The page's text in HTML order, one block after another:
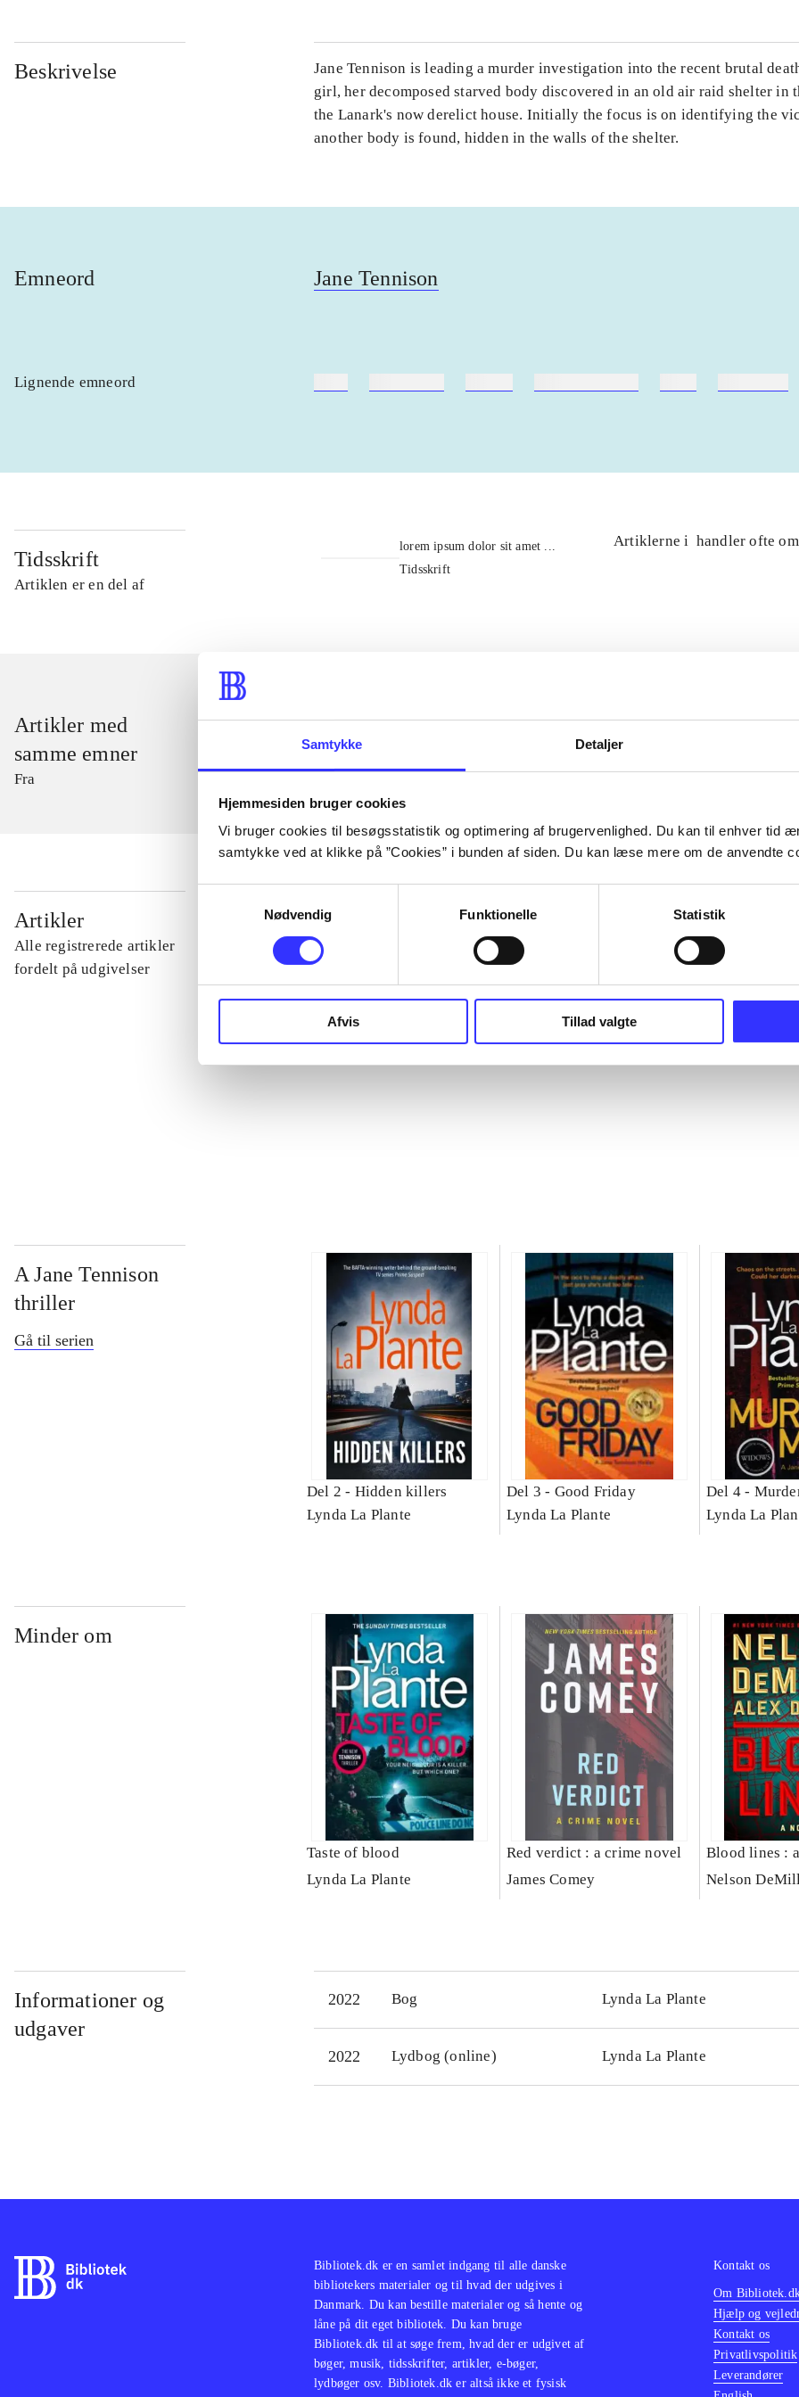
Samtykke Detaljer
Hjemmesiden bruger cookies
Vi bruger cookies til besøgsstatistik og optimering af brugervenlighed. Du kan til enhver tid
samtykke ved at klikke på ”Cookies” i bunden af siden. Du kan læse mere om de anvendte
Nødvendig
Funktionelle Statistik
Afvis Tillad valgte
Beskrivelse
Jane Tennison is leading a murder investigation into the recent brutal
girl, her decomposed starved body discovered in an old air raid shelter in
the Lanark's now derelict house. Initially the focus is on identifying the
another body is found, hidden in the walls of the shelter.
Emneord Jane Tennison
Lignende emneord
Tidsskrift
Artiklen er en del af
lorem ipsum dolor sit amet ...
Tidsskrift
Artiklerne i handler ofte om
Artikler med
samme emner
Fra
Artikler
Alle registrerede artikler
fordelt på udgivelser
...
...
A Jane Tennison
thriller
Gå til serien
Del 2 - Hidden killers
Lynda La Plante
Del 3 - Good Friday
Lynda La Plante
Del 4 -
Lynda La
Minder om
Taste of blood
Lynda La Plante
Red verdict : a crime novel
James Comey
Blood lines :
Nelson
Informationer og
udgaver
2022 Bog Lynda La Plante
2022 Lydbog (online) Lynda La Plante
Bibliotek.dk er en samlet indgang til alle danske
bibliotekers materialer og til hvad der udgives i
Danmark. Du kan bestille materialer og så hente og
låne på dit eget bibliotek. Du kan bruge
Bibliotek.dk til at søge frem, hvad der er udgivet af
bøger, musik, tidsskrifter, artikler, e-bøger,
lydbøger osv. Bibliotek.dk er altså ikke et fysisk
Kontakt os
Om
Hjælp og
Kontakt os
Privatlivspolitik
Leverandører